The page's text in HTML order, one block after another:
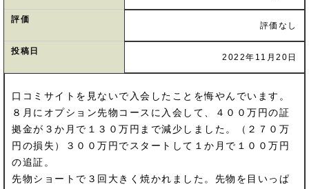
評価
評価なし
投稿日
2022年11月20日
口コミサイトを見ないで入会したことを悔やんでいます。
８月にオプション先物コースに入会して、４００万円の証
拠金が３か月で１３０万円まで減少しました。（２７０万
円の損失）３００万円でスタートして１か月で１００万円
の追証。
先物ショートで３回大きく焼かれました。先物を目いっぱ